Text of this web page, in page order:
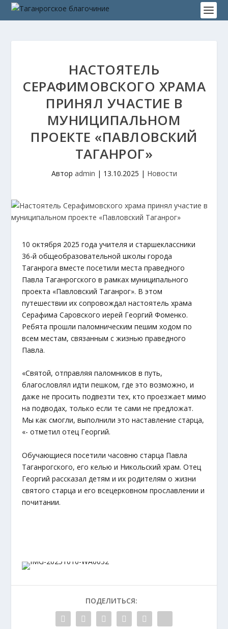
НАСТОЯТЕЛЬ
СЕРАФИМОВСКОГО ХРАМА
ПРИНЯЛ УЧАСТИЕ В
МУНИЦИПАЛЬНОМ
ПРОЕКТЕ «ПАВЛОВСКИЙ
ТАГАНРОГ»
Автор admin | 13.10.2025 | Новости
10 октября 2025 года учителя и старшеклассники
36-й общеобразовательной школы города
Таганрога вместе посетили места праведного
Павла Таганрогского в рамках муниципального
проекта «Павловский Таганрог». В этом
путешествии их сопровождал настоятель храма
Серафима Саровского иерей Георгий Фоменко.
Ребята прошли паломническим пешим ходом по
всем местам, связанным с жизнью праведного
Павла.
«Святой, отправляя паломников в путь,
благословлял идти пешком, где это возможно, и
даже не просить подвезти тех, кто проезжает мимо
на подводах, только если те сами не предложат.
Мы как смогли, выполнили это наставление старца,
«- отметил отец Георгий.
Обучающиеся посетили часовню старца Павла
Таганрогского, его келью и Никольский храм. Отец
Георгий рассказал детям и их родителям о жизни
святого старца и его всецерковном прославлении и
почитании.
ПОДЕЛИТЬСЯ: